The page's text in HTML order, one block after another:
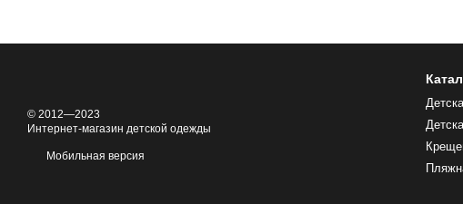
© 2012—2023
Интернет-магазин детской одежды
Мобильная версия